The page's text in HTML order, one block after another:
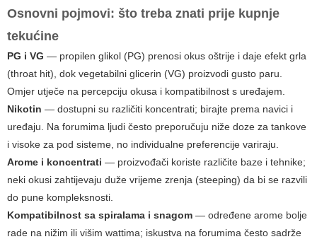
Osnovni pojmovi: što treba znati prije kupnje
tekućine
PG i VG — propilen glikol (PG) prenosi okus oštrije i daje efekt grla
(throat hit), dok vegetabilni glicerin (VG) proizvodi gusto paru.
Omjer utječe na percepciju okusa i kompatibilnost s uređajem.
Nikotin — dostupni su različiti koncentrati; birajte prema navici i
uređaju. Na forumima ljudi često preporučuju niže doze za tankove
i visoke za pod sisteme, no individualne preferencije variraju.
Arome i koncentrati — proizvođači koriste različite baze i tehnike;
neki okusi zahtijevaju duže vrijeme zrenja (steeping) da bi se razvili
do pune kompleksnosti.
Kompatibilnost sa spiralama i snagom — određene arome bolje
rade na nižim ili višim wattima; iskustva na forumima često sadrže